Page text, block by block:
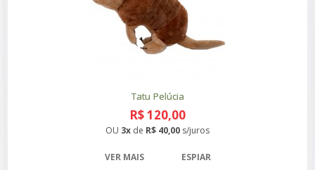
Tatu Pelúcia
R$ 120,00
OU 3x de R$ 40,00 s/juros
VER MAIS ESPIAR